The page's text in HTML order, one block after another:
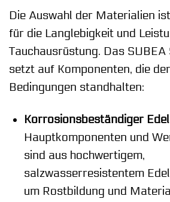
Die Auswahl der Materialien
für die Langlebigkeit und
Tauchausrüstung. Das
setzt auf Komponenten, die
Bedingungen standhalten:
Korrosionsbeständiger
Hauptkomponenten und
sind aus hochwertigem,
salzwasserresistentem
um Rostbildung und